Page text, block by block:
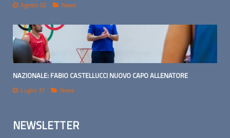
Agosto 02 News
NAZIONALE: FABIO CASTELLUCCI NUOVO CAPO ALLENATORE
Luglio 31 News
NEWSLETTER